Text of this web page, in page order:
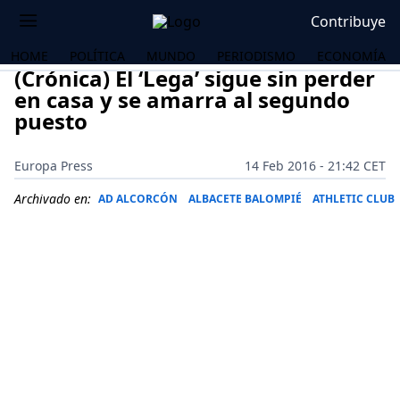
Contribuye
HOME POLÍTICA MUNDO PERIODISMO ECONOMÍA
(Crónica) El ‘Lega’ sigue sin perder
en casa y se amarra al segundo
puesto
Europa Press
14 Feb 2016 - 21:42 CET
Archivado en: AD ALCORCÓN ALBACETE BALOMPIÉ ATHLETIC CLUB